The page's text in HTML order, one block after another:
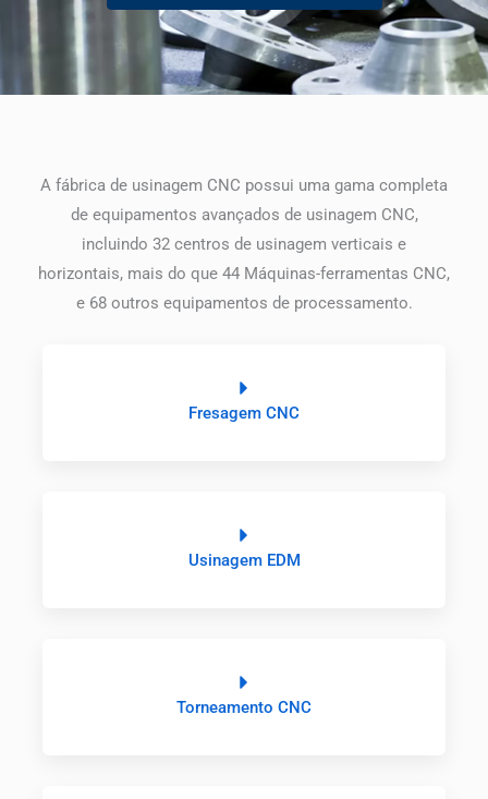
A fábrica de usinagem CNC possui uma gama completa
de equipamentos avançados de usinagem CNC,
incluindo 32 centros de usinagem verticais e
horizontais, mais do que 44 Máquinas-ferramentas CNC,
e 68 outros equipamentos de processamento.
Fresagem CNC
Usinagem EDM
Torneamento CNC